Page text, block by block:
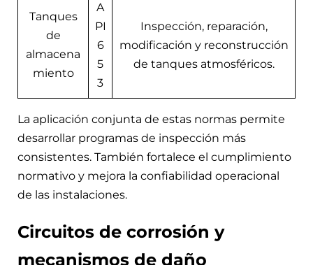
Tanques
de
almacena
miento
A
PI
6
5
3
Inspección, reparación,
modificación y reconstrucción
de tanques atmosféricos.
La aplicación conjunta de estas normas permite
desarrollar programas de inspección más
consistentes. También fortalece el cumplimiento
normativo y mejora la confiabilidad operacional
de las instalaciones.
Circuitos de corrosión y
mecanismos de daño